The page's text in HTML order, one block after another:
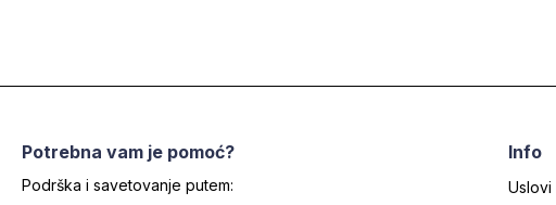
Potrebna vam je pomoć?
Podrška i savetovanje putem:
Info
Uslovi